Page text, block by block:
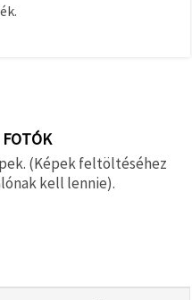
FOTÓK
(Képek feltöltéséhez
kell lennie).